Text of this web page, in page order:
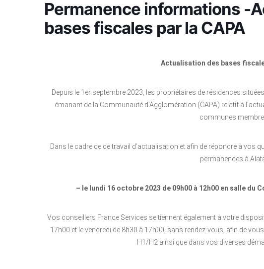
Permanence informations -
bases fiscales par la CAPA
Actualisation des bases
Depuis le 1er septembre 2023, les propriétaires de résidences
émanant de la Communauté d’Agglomération (CAPA) relatif à
communes
Dans le cadre de ce travail d’actualisation et afin de répondre à vos
permanences à
– le lundi 16 octobre 2023 de 09h00 à 12h00 en salle du
Vos conseillers France Services se tiennent également à votre
17h00 et le vendredi de 8h30 à 17h00, sans rendez-vous, afin de
H1/H2 ainsi que dans vos diverses